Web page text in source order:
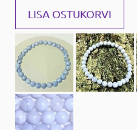
LISA OSTUKORVI